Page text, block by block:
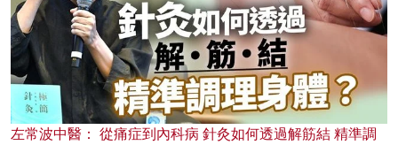
左常波中醫： 從痛症到內科病 針灸如何透過解筋結 精準調